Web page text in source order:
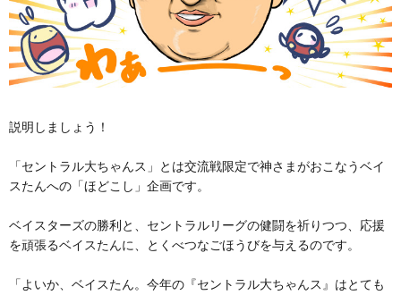
説明しましょう！
「セントラル大ちゃんス」とは交流戦限定で神さまがおこなうベイ
スたんへの「ほどこし」企画です。
ベイスターズの勝利と、セントラルリーグの健闘を祈りつつ、応援
を頑張るベイスたんに、とくべつなごほうびを与えるのです。
「よいか、ベイスたん。今年の『セントラル大ちゃんス』はとても